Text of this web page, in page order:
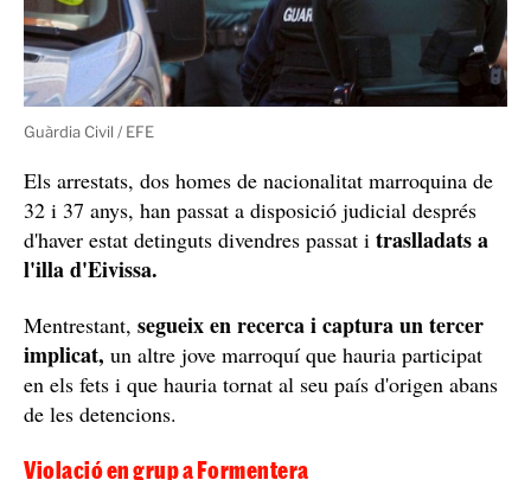
Guàrdia Civil / EFE
Els arrestats, dos homes de nacionalitat marroquina de
32 i 37 anys, han passat a disposició judicial després
d'haver estat detinguts divendres passat i traslladats a
l'illa d'Eivissa.
Mentrestant, segueix en recerca i captura un tercer
implicat, un altre jove marroquí que hauria participat
en els fets i que hauria tornat al seu país d'origen abans
de les detencions.
Violació en grup a Formentera